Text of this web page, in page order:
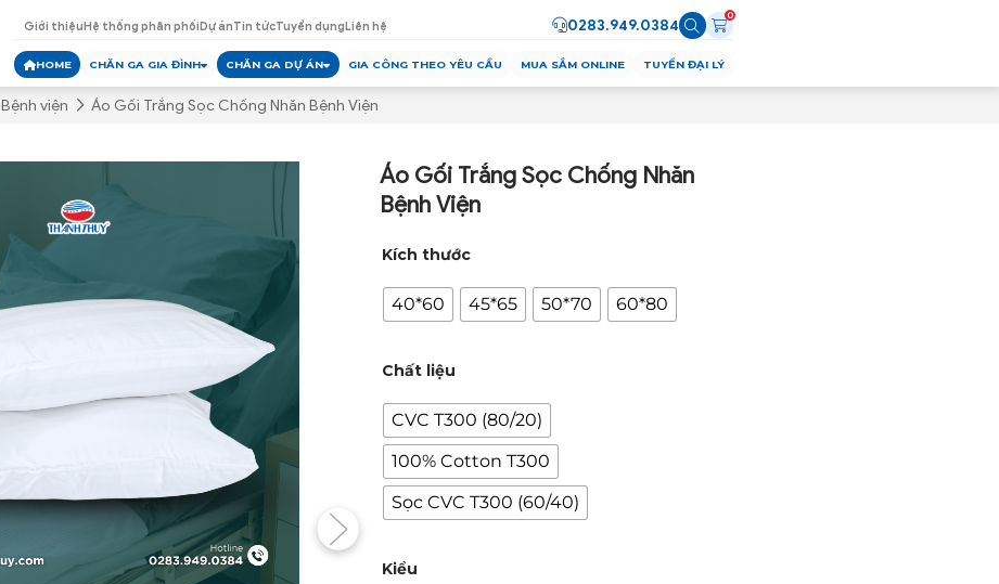
Giới thiệuHệ thống phân phốiDự ánTin tứcTuyển dụngLiên hệ 0283.949.0384
0
HOME CHĂN GA GIA ĐÌNH CHĂN GA DỰ ÁN GIA CÔNG THEO YÊU CẦU MUA SẮM ONLINE TUYỂN ĐẠI LÝ
Bệnh viện Áo Gối Trắng Sọc Chống Nhăn Bệnh Viện
Áo Gối Trắng Sọc Chống Nhăn
Bệnh Viện
Kích thước
40*60 45*65 50*70 60*80
Chất liệu
CVC T300 (80/20)
100% Cotton T300
Sọc CVC T300 (60/40)
Kiểu